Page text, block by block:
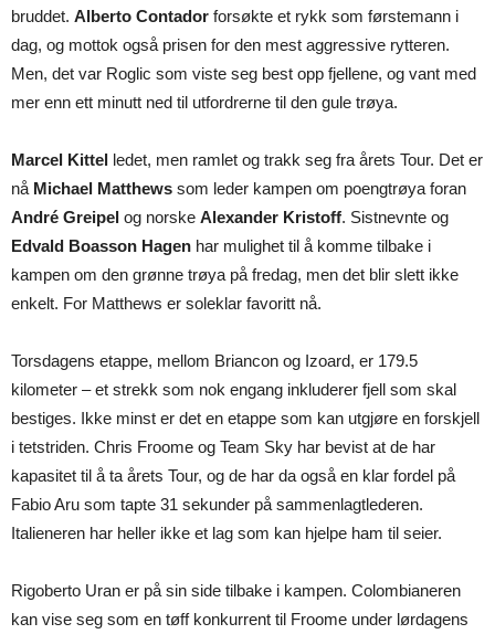
bruddet. Alberto Contador forsøkte et rykk som førstemann i
dag, og mottok også prisen for den mest aggressive rytteren.
Men, det var Roglic som viste seg best opp fjellene, og vant med
mer enn ett minutt ned til utfordrerne til den gule trøya.
Marcel Kittel ledet, men ramlet og trakk seg fra årets Tour. Det er
nå Michael Matthews som leder kampen om poengtrøya foran
André Greipel og norske Alexander Kristoff. Sistnevnte og
Edvald Boasson Hagen har mulighet til å komme tilbake i
kampen om den grønne trøya på fredag, men det blir slett ikke
enkelt. For Matthews er soleklar favoritt nå.
Torsdagens etappe, mellom Briancon og Izoard, er 179.5
kilometer – et strekk som nok engang inkluderer fjell som skal
bestiges. Ikke minst er det en etappe som kan utgjøre en forskjell
i tetstriden. Chris Froome og Team Sky har bevist at de har
kapasitet til å ta årets Tour, og de har da også en klar fordel på
Fabio Aru som tapte 31 sekunder på sammenlagtlederen.
Italieneren har heller ikke et lag som kan hjelpe ham til seier.
Rigoberto Uran er på sin side tilbake i kampen. Colombianeren
kan vise seg som en tøff konkurrent til Froome under lørdagens